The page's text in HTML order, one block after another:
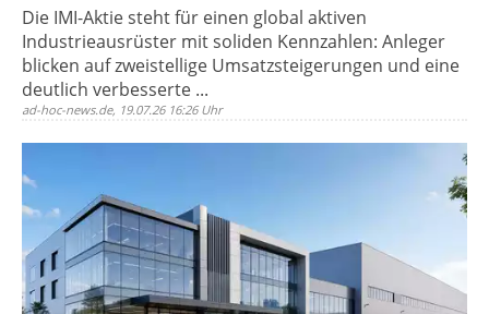
Die IMI-Aktie steht für einen global aktiven
Industrieausrüster mit soliden Kennzahlen: Anleger
blicken auf zweistellige Umsatzsteigerungen und eine
deutlich verbesserte ...
ad-hoc-news.de, 19.07.26 16:26 Uhr